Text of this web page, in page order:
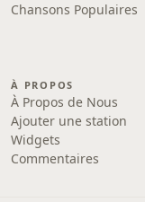
Chansons Populaires
À PROPOS
À Propos de Nous
Ajouter une station
Widgets
Commentaires